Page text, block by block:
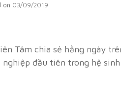
on 03/09/2019
Tâm chia sẻ hằng ngày
đầu tiên trong hệ